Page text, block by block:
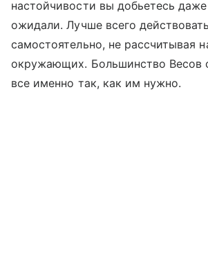
настойчивости вы добьетесь
ожидали. Лучше всего действовать
самостоятельно, не рассчитывая
окружающих. Большинство Весов
все именно так, как им нужно.